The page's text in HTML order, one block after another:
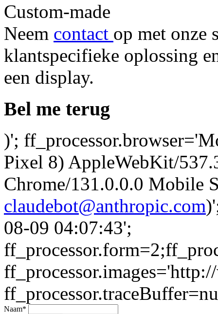
Custom-made
Neem contact op met onze
klantspecifieke oplossing
een display.
Bel me terug
)';
Pixel 8) AppleWebKit/
Chrome/131.0.0.0 Mobile
claudebot@anthropic.com
08-09 04:07:43';
Naam*